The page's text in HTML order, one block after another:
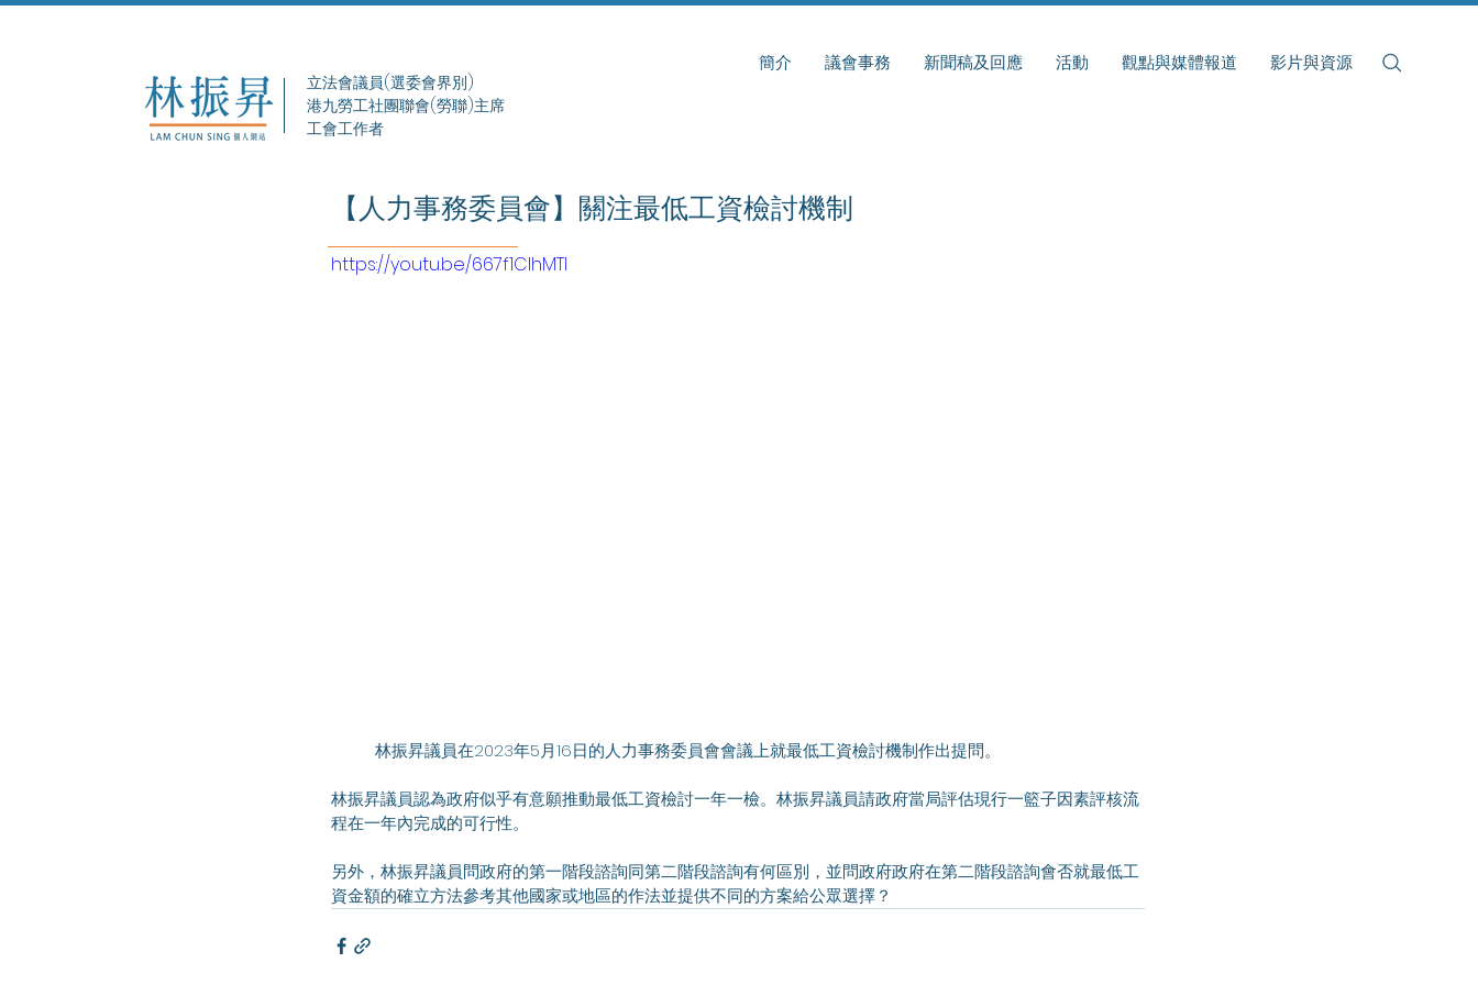
立法會議員(選委會界別)
港九勞工社團聯會(勞聯)主席
工會工作者
簡介 議會事務 新聞稿及回應 活動 觀點與媒體報道 影片與資源
【人力事務委員會】關注最低工資檢討機制
https://youtu.be/667f1ClhMTI
	林振昇議員在2023年5月16日的人力事務委員會會議上就最低工資檢討機制作出提問。
林振昇議員認為政府似乎有意願推動最低工資檢討一年一檢。林振昇議員請政府當局評估現行一籃子因素評核流
程在一年內完成的可行性。
另外，林振昇議員問政府的第一階段諮詢同第二階段諮詢有何區別，並問政府政府在第二階段諮詢會否就最低工
資金額的確立方法參考其他國家或地區的作法並提供不同的方案給公眾選擇？